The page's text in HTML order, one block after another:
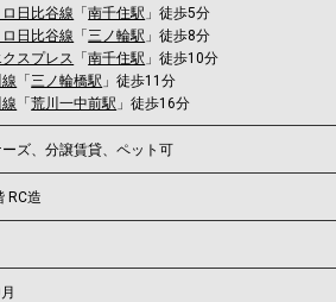
日比谷線 「南千住駅 」徒歩5分
日比谷線 「三ノ輪駅 」徒歩8分
スプレス 「南千住駅 」徒歩10分
「三ノ輪橋駅 」徒歩11分
「荒川一中前駅 」徒歩16分
ズ、分譲賃貸、ペット可
RC造